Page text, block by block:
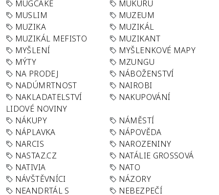
MUGCAKE
MUKURU
MUSLIM
MUZEUM
MUZIKA
MUZIKÁL
MUZIKÁL MEFISTO
MUZIKANT
MYŠLENÍ
MYŠLENKOVÉ MAPY
MÝTY
MZUNGU
NA PRODEJ
NÁBOŽENSTVÍ
NADÚMRTNOST
NAIROBI
NAKLADATELSTVÍ
LIDOVÉ NOVINY
NAKUPOVÁNÍ
NÁKUPY
NÁMĚSTÍ
NÁPLAVKA
NÁPOVĚDA
NARCIS
NAROZENINY
NASTAZ.CZ
NATÁLIE GROSSOVÁ
NATIVIA
NATO
NÁVŠTĚVNÍCI
NÁZORY
NEANDRTÁL S
NEBEZPEČÍ